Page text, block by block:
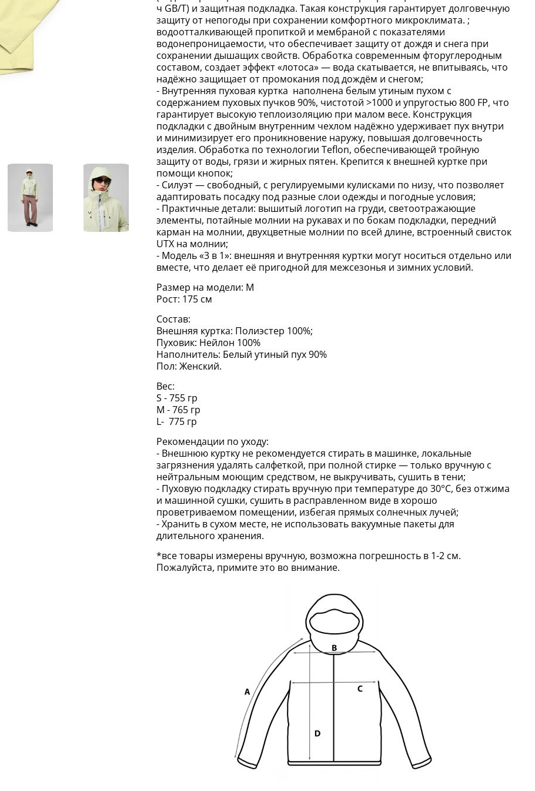
ч GB/T) и защитная подкладка. Такая конструкция гарантирует долговечную
защиту от непогоды при сохранении комфортного микроклимата. ;
водоотталкивающей пропиткой и мембраной с показателями
водонепроницаемости, что обеспечивает защиту от дождя и снега при
сохранении дышащих свойств. Обработка современным фторуглеродным
составом, создает эффект «лотоса» — вода скатывается, не впитываясь, что
надёжно защищает от промокания под дождём и снегом;
- Внутренняя пуховая куртка наполнена белым утиным пухом с
содержанием пуховых пучков 90%, чистотой >1000 и упругостью 800 FP, что
гарантирует высокую теплоизоляцию при малом весе. Конструкция
подкладки с двойным внутренним чехлом надёжно удерживает пух внутри
и минимизирует его проникновение наружу, повышая долговечность
изделия. Обработка по технологии Teflon, обеспечивающей тройную
защиту от воды, грязи и жирных пятен. Крепится к внешней куртке при
помощи кнопок;
- Силуэт — свободный, с регулируемыми кулисками по низу, что позволяет
адаптировать посадку под разные слои одежды и погодные условия;
- Практичные детали: вышитый логотип на груди, светоотражающие
элементы, потайные молнии на рукавах и по бокам подкладки, передний
карман на молнии, двухцветные молнии по всей длине, встроенный свисток
UTX на молнии;
- Модель «3 в 1»: внешняя и внутренняя куртки могут носиться отдельно или
вместе, что делает её пригодной для межсезонья и зимних условий.
Размер на модели: M
Рост: 175 см
Состав:
Внешняя куртка: Полиэстер 100%;
Пуховик: Нейлон 100%
Наполнитель: Белый утиный пух 90%
Пол: Женский.
Вес:
S - 755 гр
M - 765 гр
L- 775 гр
Рекомендации по уходу:
- Внешнюю куртку не рекомендуется стирать в машинке, локальные
загрязнения удалять салфеткой, при полной стирке — только вручную с
нейтральным моющим средством, не выкручивать, сушить в тени;
- Пуховую подкладку стирать вручную при температуре до 30°C, без отжима
и машинной сушки, сушить в расправленном виде в хорошо
проветриваемом помещении, избегая прямых солнечных лучей;
- Хранить в сухом месте, не использовать вакуумные пакеты для
длительного хранения.
*все товары измерены вручную, возможна погрешность в 1-2 см.
Пожалуйста, примите это во внимание.